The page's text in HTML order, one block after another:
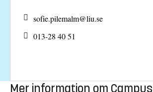
sofie.pilemalm@liu.se
013-28 40 51
Mer information om Campus